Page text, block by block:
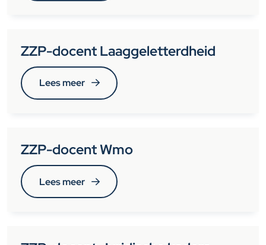
ZZP-docent Laaggeletterdheid
Lees meer
ZZP-docent Wmo
Lees meer